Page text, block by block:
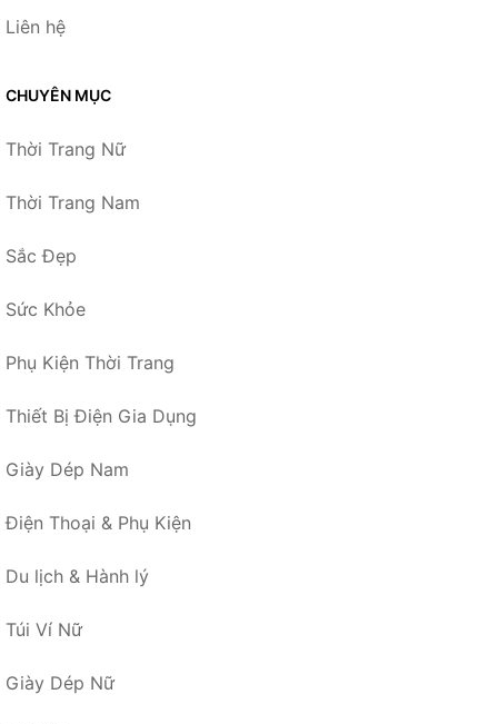
Liên hệ
CHUYÊN MỤC
Thời Trang Nữ
Thời Trang Nam
Sắc Đẹp
Sức Khỏe
Phụ Kiện Thời Trang
Thiết Bị Điện Gia Dụng
Giày Dép Nam
Điện Thoại & Phụ Kiện
Du lịch & Hành lý
Túi Ví Nữ
Giày Dép Nữ